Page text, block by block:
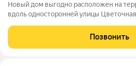
Новый дом выгодно расположен на
вдоль односторонней улицы
Позвонить